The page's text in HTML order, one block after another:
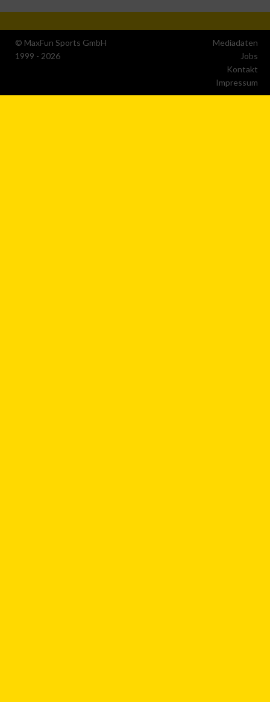
© MaxFun Sports GmbH
1999 - 2026
Mediadaten
Jobs
Kontakt
Impressum